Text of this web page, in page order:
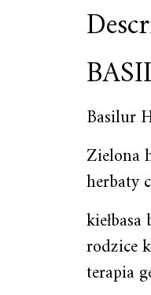
Basilur
Zielona
herbaty
rodzice
terapia